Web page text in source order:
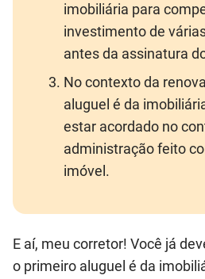
imobiliária para
investimento de
antes da assinatura
No contexto da
aluguel é da
estar acordado no
administração feito
imóvel.
E aí, meu corretor! Você já
o primeiro aluguel é da